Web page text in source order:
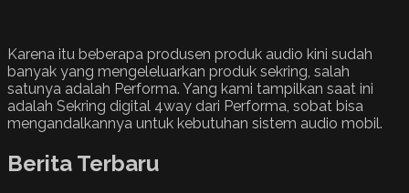
Karena itu beberapa produsen produk audio kini sudah
banyak yang mengeleluarkan produk sekring, salah
satunya adalah Performa. Yang kami tampilkan saat ini
adalah Sekring digital 4way dari Performa, sobat bisa
mengandalkannya untuk kebutuhan sistem audio mobil.
Berita Terbaru